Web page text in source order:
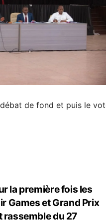
le débat de fond et
la première fois les
Games et Grand Prix
rassemble du 27